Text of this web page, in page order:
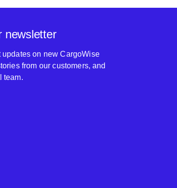
newsletter
on new CargoWise
from our customers, and
team.